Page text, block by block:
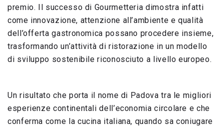
premio. Il successo di Gourmetteria dimostra infatti
come innovazione, attenzione all’ambiente e qualità
dell’offerta gastronomica possano procedere insieme,
trasformando un’attività di ristorazione in un modello
di sviluppo sostenibile riconosciuto a livello europeo.
Un risultato che porta il nome di Padova tra le migliori
esperienze continentali dell’economia circolare e che
conferma come la cucina italiana, quando sa coniugare